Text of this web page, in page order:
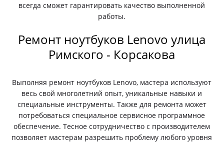
всегда сможет гарантировать качество выполненной
работы.
Ремонт ноутбуков Lenovo улица
Римского - Корсакова
Выполняя ремонт ноутбуков Lenovo, мастера используют
весь свой многолетний опыт, уникальные навыки и
специальные инструменты. Также для ремонта может
потребоваться специальное сервисное программное
обеспечение. Тесное сотрудничество с производителем
позволяет мастерам разрешить проблему любого уровня